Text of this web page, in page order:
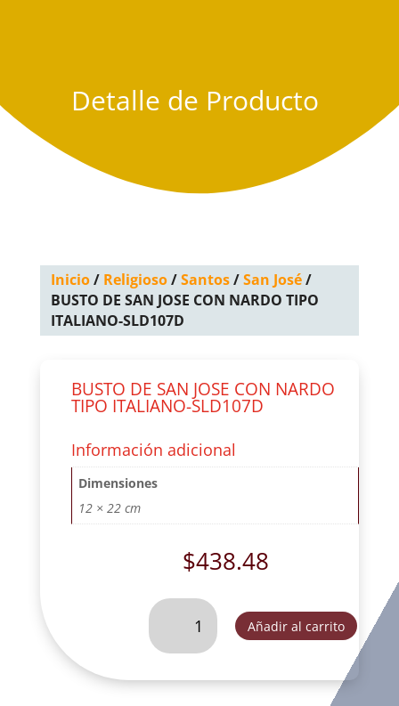
Detalle de Producto
Inicio/ Religioso/Santos/San José/
BUSTO DE SAN JOSE CON NARDO TIPO
ITALIANO-SLD107D
BUSTO DE SAN JOSE CON NARDO
TIPO ITALIANO-SLD107D
Información adicional
Dimensiones
12 × 22 cm
$438.48
BUSTO
SAN
CON
Añadir al carrito